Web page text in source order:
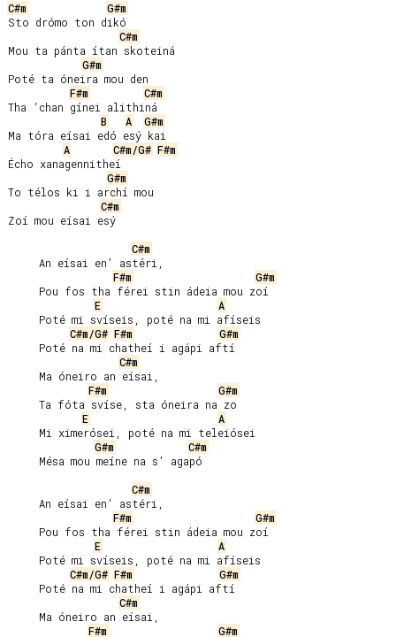
C#m
G#m
Sto drómo ton dikó
C#m
Mou ta pánta ítan skoteiná
G#m
Poté ta óneira mou den
F#m
C#m
Tha ‘chan gínei alithiná
B
A
G#m
Ma tóra eísai edó esý kai
A
C#m/G# F#m
Écho xanagennitheí
G#m
To télos ki i archí mou
C#m
Zoí mou eísai esý
C#m
F#m
G#m
E
A
C#m/G# F#m
G#m
C#m
F#m
G#m
E
A
G#m
C#m
C#m
F#m
G#m
E
A
C#m/G# F#m
G#m
C#m
F#m
G#m